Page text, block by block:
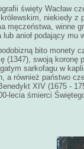
święty Wacław
niekiedy z
męczeństwa, winne
lub anioł podający mu
bito monety
(1347), swoją koronę
sarkofagu w
a również państwo
XIV (1675 -
lecia śmierci